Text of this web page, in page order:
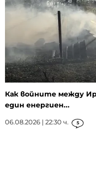
Как войните между
един енергиен...
06.08.2026 | 22:30 ч. 5